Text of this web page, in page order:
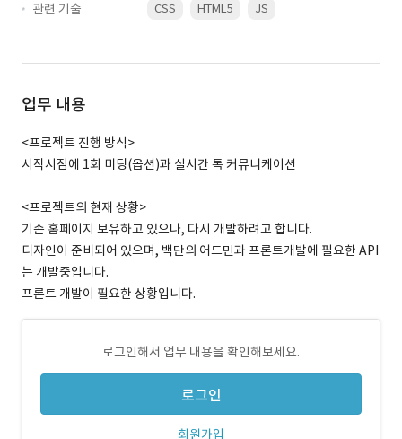
관련 기술
CSS HTML5 JS
업무 내용
<프로젝트 진행 방식>
시작시점에 1회 미팅(옵션)과 실시간 톡 커뮤니케이션
<프로젝트의 현재 상황>
기존 홈페이지 보유하고 있으나, 다시 개발하려고 합니다.
디자인이 준비되어 있으며, 백단의 어드민과 프론트개발에 필요한 API
는 개발중입니다.
프론트 개발이 필요한 상황입니다.
로그인해서 업무 내용을 확인해보세요.
로그인
회원가입